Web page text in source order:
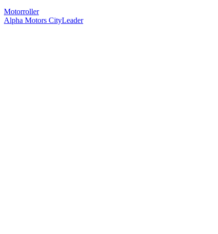
Motorroller
Alpha Motors CityLeader